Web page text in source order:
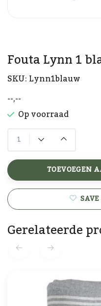
Fouta Lynn 1
SKU:Lynn1blauw
--,--
Op voorraad
TOEVOEGEN
Gerelateerde